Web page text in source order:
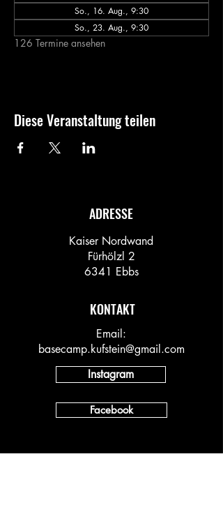
So., 16. Aug., 9:30
So., 23. Aug., 9:30
126 Termine ansehen
Diese Veranstaltung teilen
ADRESSE
Kaiser Nordwand
Fürhölzl 2
6341 Ebbs
KONTAKT
Email:
basecamp.kufstein@gmail.com
Instagram
Facebook